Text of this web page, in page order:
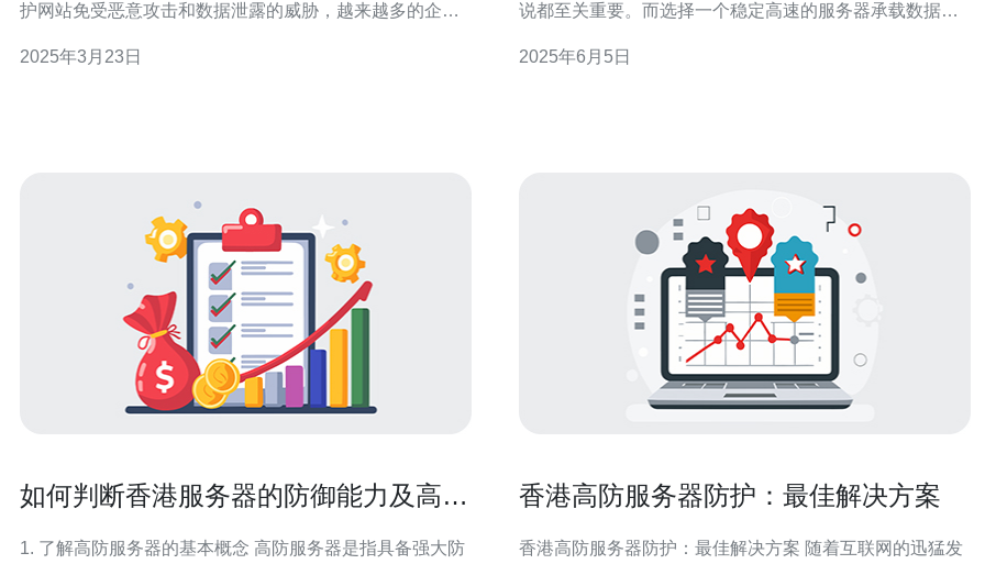
护网站免受恶意攻击和数据泄露的威胁，越来越多的企业
优势以及其提供的安全高效的网站保护解决方案。 高防云
2025年3月23日
说都至关重要。而选择一个稳定高速的服务器承载数据和
提供了稳定高速的连接，让用户享受更顺畅的网络体验。
2025年6月5日
如何判断香港服务器的防御能力及高防
1. 了解高防服务器的基本概念 高防服务器是指具备强大防
香港高防服务器防护：最佳解决方案
香港高防服务器防护：最佳解决方案 随着互联网的迅猛发